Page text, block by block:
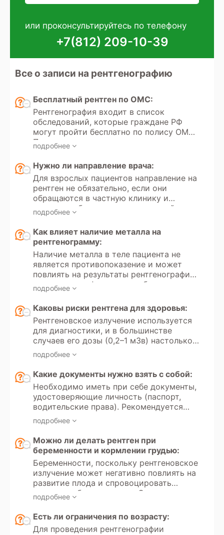
или проконсультируйтесь по телефону
+7(812) 209-10-39
Все о записи на рентгенографию
Бесплатный рентген по ОМС:
Рентгенография входит в список
обследований, которые граждане РФ
могут пройти бесплатно по полису ОМС.
Получение направления на
рентгенографию регулируется
Федеральным законом РФ «Об
обязательном медицинском
страховании» №323. Кроме того, в
России доступно прохождение
рентгеновских исследований в рамках
добровольного медицинского
подробнее
Нужно ли направление врача:
Для взрослых пациентов направление на
рентген не обязательно, если они
обращаются в частную клинику и
проходят обследование на платной
основе. Однако для детей до 18 лет
направление от врача необходимо как
для частных, так и для государственных
медицинских учреждений, поскольку
проведение рентгенографии ребенку
связано с лучевой нагрузкой на
организм.
подробнее
Как влияет наличие металла на
рентгенограмму:
Наличие металла в теле пациента не
является противопоказение и может
повлиять на результаты рентгенографии,
создавая артефакты на изображении.
Металлические предметы (например,
зубные импланты, суставные протезы,
брекеты или пирсинг) блокируют или
искажают рентгеновские лучи, что
может привести к появлению
затененных участков на снимке.
Оператор рентгена обычно учитывает
возможные артефакты, чтобы получить
наиболее точные результаты.
подробнее
Каковы риски рентгена для здоровья:
Рентгеновское излучение используется
для диагностики, и в большинстве
случаев его дозы (0,2–1 мЗв) настолько
малы, что риски для здоровья
минимальны. Однако частое
воздействие рентгеновского излучения
может привести к накоплению дозы, что
увеличивает вероятность развития рака
в будущем. Поэтому исследование
рекомендуется проводить не чаще
одного раза в 4 месяца.
подробнее
Какие документы нужно взять с собой:
Необходимо иметь при себе документы,
удостоверяющие личность (паспорт,
водительские права). Рекомендуется
иметь направление от врача с указанием
цели обследования и минимальных
требований к протоколу (аналоговая или
цифровая рентгенография, необходимые
проекции). Для оценки динамики
состояния следует принести результаты
предыдущих обследований.
подробнее
Можно ли делать рентген при
беременности и кормлении грудью:
Беременности, поскольку рентгеновское
излучение может негативно повлиять на
развитие плода и спровоцировать
замершую беременность. Однако в
случае крайней необходимости и
отсутствия альтернативных методов
диагностики рентген может быть
подробнее
Есть ли ограничения по возрасту:
Для проведения рентгенографии